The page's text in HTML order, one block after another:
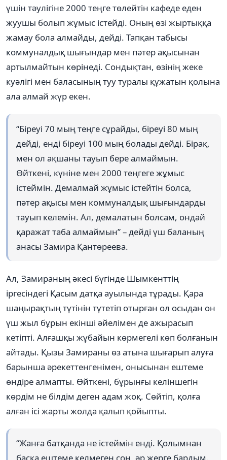
үшін тәулігіне 2000 теңге төлейтін кафеде еден
жуушы болып жұмыс істейді. Оның өзі жыртыққа
жамау бола алмайды, дейді. Тапқан табысы
коммуналдық шығындар мен пәтер ақысынан
артылмайтын көрінеді. Сондықтан, өзінің жеке
куәлігі мен баласының туу туралы құжатын қолына
ала алмай жүр екен.
“Біреуі 70 мың теңге сұрайды, біреуі 80 мың
дейді, енді біреуі 100 мың болады дейді. Бірақ,
мен ол ақшаны тауып бере алмаймын.
Өйткені, күніне мен 2000 теңгеге жұмыс
істеймін. Демалмай жұмыс істейтін болса,
пәтер ақысы мен коммуналдық шығындарды
тауып келемін. Ал, демалатын болсам, ондай
қаражат таба алмаймын” – дейді үш баланың
анасы Замира Қантөреева.
Ал, Замираның әкесі бүгінде Шымкенттің
іргесіндегі Қасым датқа ауылында тұрады. Қара
шаңырақтың түтінін түтетіп отырған ол осыдан он
үш жыл бұрын екінші әйелімен де ажырасып
кетіпті. Алғашқы жұбайын көрмегелі көп болғанын
айтады. Қызы Замираны өз атына шығарып алуға
барынша әрекеттенгенімен, онысынан ештеме
өндіре алмапты. Өйткені, бұрынғы келіншегін
көрдім не білдім деген адам жоқ. Сөйтіп, қолға
алған ісі жарты жолда қалып қойыпты.
“Жанға батқанда не істеймін енді. Қолымнан